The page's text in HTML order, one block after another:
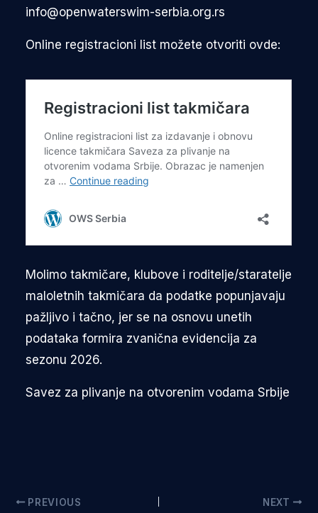
info@openwaterswim-serbia.org.rs
Online registracioni list možete otvoriti ovde:
Molimo takmičare, klubove i roditelje/staratelje
maloletnih takmičara da podatke popunjavaju
pažljivo i tačno, jer se na osnovu unetih
podataka formira zvanična evidencija za
sezonu 2026.
Savez za plivanje na otvorenim vodama Srbije
PREVIOUS NEXT